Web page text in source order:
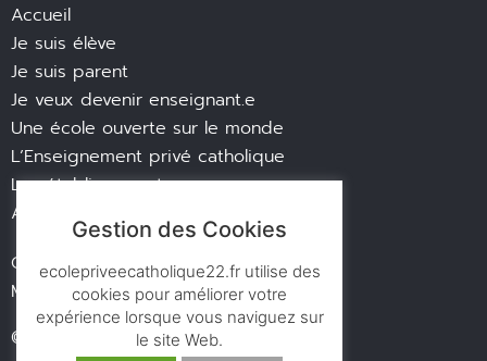
Accueil
Je suis élève
Je suis parent
Je veux devenir enseignant.e
Une école ouverte sur le monde
L’Enseignement privé catholique
Les établissements
Actualités
Contact
Mentions légales
© des ronds dans l’eau
Gestion des Cookies
ecolepriveecatholique22.fr utilise des
cookies pour améliorer votre
expérience lorsque vous naviguez sur
le site Web.